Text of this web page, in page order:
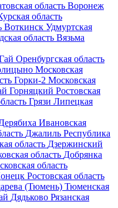
область Воронеж
область
Воткинск Удмуртская
область Вязьма
Оренбургская область
Московская
Горки-2 Московская
Горняцкий Ростовская
Грязи Липецкая
Ивановская
Джалиль Республика
область Дзержинский
область Добрянка
область
Ростовская область
(Тюмень) Тюменская
Дядьково Рязанская